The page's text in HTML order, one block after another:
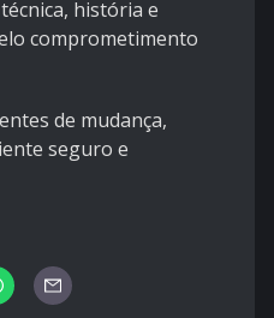
história e
comprometimento
de mudança,
seguro e